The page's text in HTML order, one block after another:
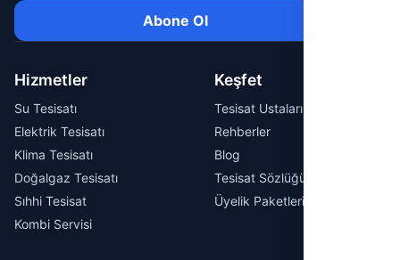
Abone Ol
Hizmetler
Su Tesisatı
Elektrik Tesisatı
Klima Tesisatı
Doğalgaz Tesisatı
Sıhhi Tesisat
Kombi Servisi
Keşfet
Tesisat Ustaları
Rehberler
Blog
Tesisat Sözlüğü
Üyelik Paketleri